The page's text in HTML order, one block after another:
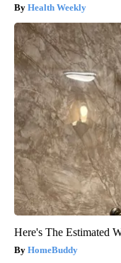
Health Weekly
Here's The Estimated
HomeBuddy